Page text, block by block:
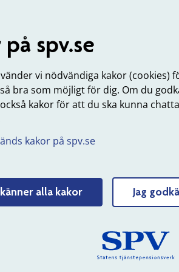
spv.se
vi nödvändiga kakor (cookies)
bra som möjligt för dig. Om du
kakor för att du ska kunna
kakor på spv.se
alla kakor Jag
som fått beslut om
staten
fått beslut omefterlevandepension
anställd och inte är nöjd med beslutet
När du lämnar in en ansökan om
mellan dig och staten.
Så här gör du om den
fackförbund
Så här gör du om den